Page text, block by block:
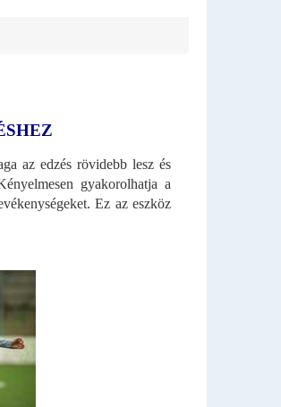
az edzés rövidebb lesz és
gyakorolhatja a
Ez az eszköz